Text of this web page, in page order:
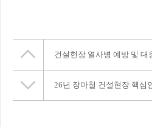
건설현장 열사병 예방 및
26년 장마철 건설현장 핵심